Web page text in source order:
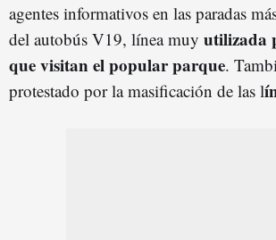
agentes informativos en las paradas
del autobús V19, línea muy utilizada
que visitan el popular parque.
protestado por la masificación de las l